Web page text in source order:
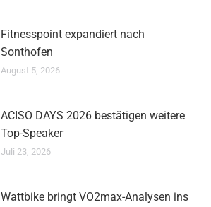
Fitnesspoint expandiert nach
Sonthofen
August 5, 2026
ACISO DAYS 2026 bestätigen weitere
Top-Speaker
Juli 23, 2026
Wattbike bringt VO2max-Analysen ins